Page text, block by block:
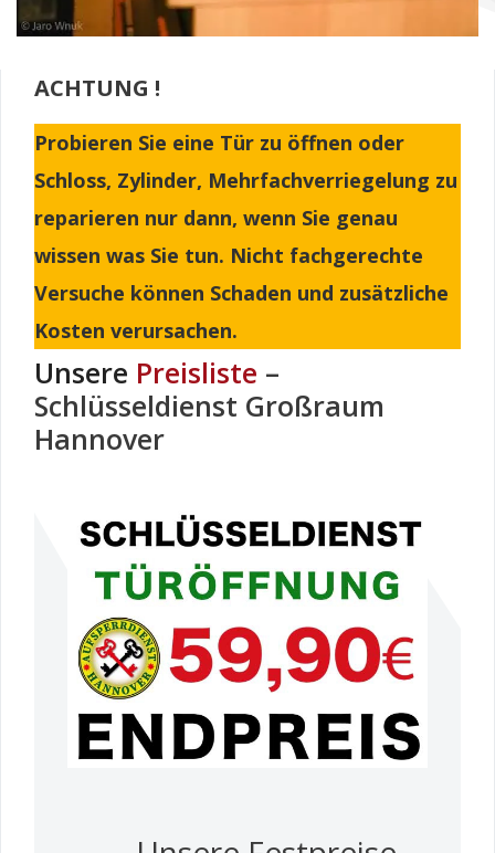
ACHTUNG !
Probieren Sie eine Tür zu öffnen oder
Schloss, Zylinder, Mehrfachverriegelung zu
reparieren nur dann, wenn Sie genau
wissen was Sie tun. Nicht fachgerechte
Versuche können Schaden und zusätzliche
Kosten verursachen.
Unsere Preisliste –
Schlüsseldienst Großraum
Hannover